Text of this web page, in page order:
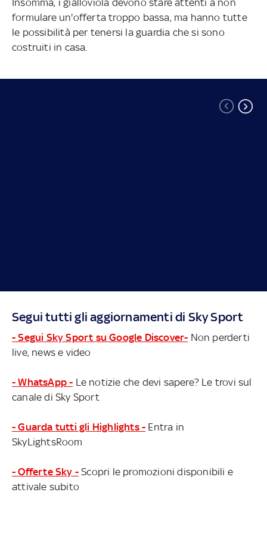
formulare un'offerta troppo bassa, ma hanno tutte
le possibilità per tenersi la guardia che si sono
costruiti in casa.
Segui tutti gli aggiornamenti di Sky Sport
- Segui Sky Sport su Google Discover- Non perderti
live, news e video
- WhatsApp - Le notizie che devi sapere? Le trovi sul
canale di Sky Sport
- Guarda tutti gli Highlights - Entra in
SkyLightsRoom
- Offerte Sky - Scopri le promozioni disponibili e
attivale subito